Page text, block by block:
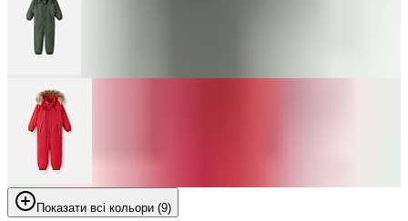
Показати всі кольори (9)